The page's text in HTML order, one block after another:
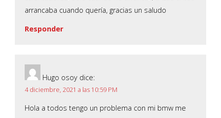
arrancaba cuando quería, gracias un saludo
Responder
Hugo osoy dice:
4 diciembre, 2021 a las 10:59 PM
Hola a todos tengo un problema con mi bmw me